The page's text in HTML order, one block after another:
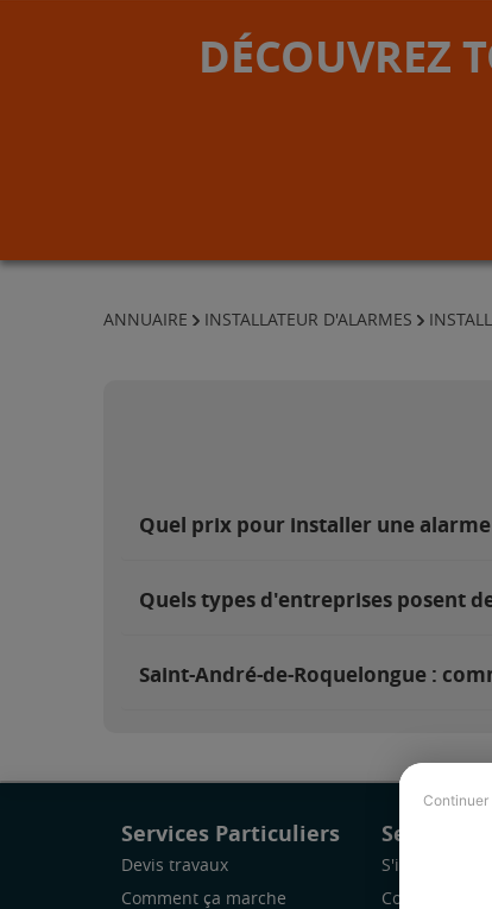
DÉCOUVREZ
ANNUAIRE INSTALLATEUR D'ALARMES
Quel prix pour installer une
Quels types d'entreprises posent
Saint-André-de-Roquelongue :
Services Particuliers
Devis travaux
Comment ça marche
Services
S'inscrire
Comment ça